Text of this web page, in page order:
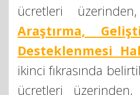
ücretleri
Araştırma,
Desteklenmesi
ikinci fıkrasında
ücretleri